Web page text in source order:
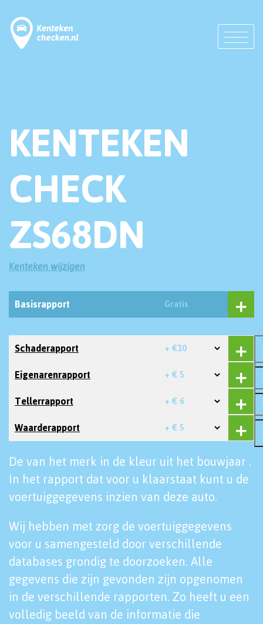
KENTEKEN
CHECK
ZS68DN
Kenteken wijzigen
Basisrapport Gratis
Schaderapport + €10
Eigenarenrapport + € 5
Tellerrapport + € 6
Waarderapport + € 5
De van het merk in de kleur uit het bouwjaar .
In het rapport dat voor u klaarstaat kunt u de
voertuiggegevens inzien van deze auto.
Wij hebben met zorg de voertuiggegevens
voor u samengesteld door verschillende
databases grondig te doorzoeken. Alle
gegevens die zijn gevonden zijn opgenomen
in de verschillende rapporten. Zo heeft u een
volledig beeld van de informatie die